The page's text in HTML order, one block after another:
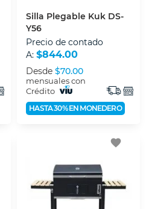
Silla Plegable Kuk DS-
Y56
Precio de contado
A: $844.00
Desde $70.00
mensuales con
Crédito
HASTA 30% EN MONEDERO
favorite